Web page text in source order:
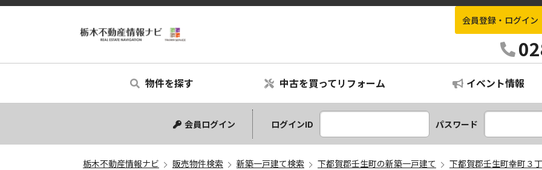
会員登録・ログイン
物件を探す
中古一戸建て
中古マンション
土地
新築一戸建て
中古を買ってリフォーム イベント情報
会員ログイン ログインID パスワード
栃木不動産情報ナビ 販売物件検索 新築一戸建て検索 下都賀郡壬生町の新築一戸建て 下都賀郡壬生町幸町３